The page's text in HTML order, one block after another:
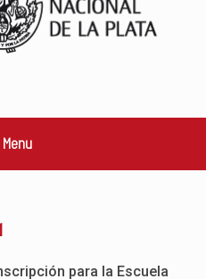
Menu
para la Escuela